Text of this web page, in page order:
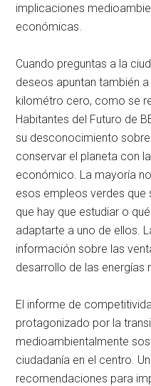
implicaciones
económicas.
Cuando preguntas a la
deseos apuntan también
kilométro cero, como se
Habitantes del Futuro de
su desconocimiento
conservar el planeta con
económico. La mayoría
esos empleos verdes que
que hay que estudiar o
adaptarte a uno de ellos.
información sobre las
desarrollo de las energías
El informe de
protagonizado por la
medioambientalmente
ciudadanía en el centro.
recomendaciones para